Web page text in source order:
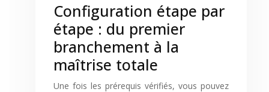
Configuration étape par
étape : du premier
branchement à la
maîtrise totale
Une fois les prérequis vérifiés, vous pouvez